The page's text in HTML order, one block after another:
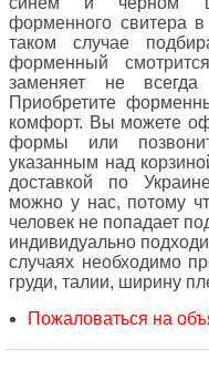
форменного свитера
таком случае
форменный
заменяет не
Приобретите
комфорт. Вы можете
формы или
указанным над
доставкой по
можно у нас, потому
человек не попадает
индивидуально
случаях необходимо
груди, талии, ширину
Пожаловаться на